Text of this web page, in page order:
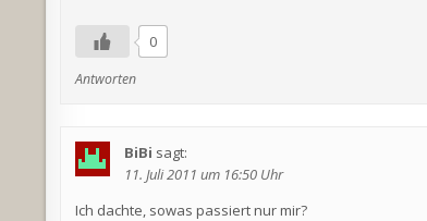
0
Antworten
BiBi sagt:
11. Juli 2011 um 16:50 Uhr
Ich dachte, sowas passiert nur mir?